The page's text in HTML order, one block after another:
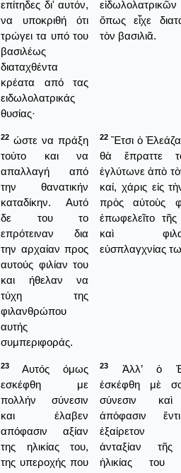
επίτηδες δι' αυτόν,
να υποκριθή ότι
τρώγει τα υπό του
βασιλέως
διαταχθέντα
κρέατα από τας
ειδωλολατρικάς
θυσίας·
ὅπως εἶχε
τὸν βασιλιᾶ.
22 ώστε να πράξη
τούτο και να
απαλλαγή από
την θανατικήν
καταδίκην. Αυτό
δε του το
επρότειναν δια
την αρχαίαν προς
αυτούς φιλίαν του
και ήθελαν να
τύχη της
φιλανθρώπου
αυτής
συμπεριφοράς.
22 Ἔτσι ὁ
θὰ ἔπραττε
ἐγλύτωνε ἀπὸ
καί, χάρις εἰς
πρὸς αὐτοὺς
ἐπωφελεῖτο τῆς
καὶ
εὐσπλαγχνίας
23
Αυτός όμως
εσκέφθη με
πολλήν σύνεσιν
και έλαβεν
απόφασιν αξίαν
της ηλικίας του,
της υπεροχής που
23
Ἀλλ’ ὁ
ἐσκέφθη μὲ
σύνεσιν
ἀπόφασιν
ἐξαίρετον
ἀνταξίαν τῆς
ἡλικίας του